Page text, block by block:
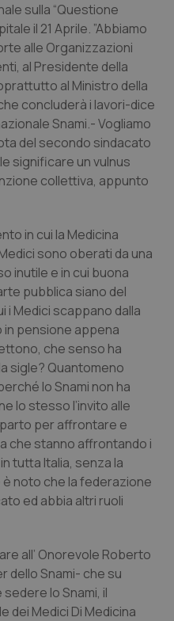
Bolzano
Trento
Ulcerosa
neurodegenerative
sulla “Questione
il 21 Aprile. ”Abbiamo
alle Organizzazioni
al Presidente della
al Ministro della
concluderà i lavori-dice
Snami.- Vogliamo
del secondo sindacato
significare un vulnus
collettiva, appunto
in cui la Medicina
sono oberati da una
inutile e in cui buona
pubblica siano del
i Medici scappano dalla
in pensione appena
che senso ha
sigle? Quantomeno
lo Snami non ha
lo stesso l’invito alle
per affrontare e
che stanno affrontando i
tutta Italia, senza la
noto che la federazione
ed abbia altri ruoli
all’ Onorevole Roberto
dello Snami- che su
lo Snami, il
dei Medici Di Medicina